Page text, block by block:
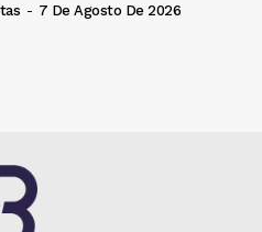
- 7 De Agosto De 2026